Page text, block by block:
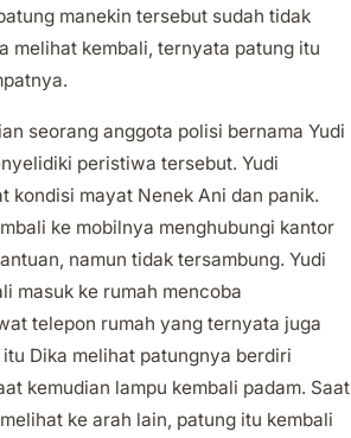
manekin tersebut sudah tidak
melihat kembali, ternyata patung itu
seorang anggota polisi bernama Yudi
peristiwa tersebut. Yudi
kondisi mayat Nenek Ani dan panik.
ke mobilnya menghubungi kantor
namun tidak tersambung. Yudi
masuk ke rumah mencoba
telepon rumah yang ternyata juga
Dika melihat patungnya berdiri
kemudian lampu kembali padam. Saat
ke arah lain, patung itu kembali